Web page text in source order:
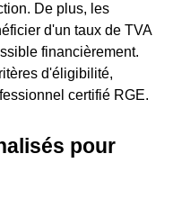
De plus, les
d'un taux de TVA
financièrement.
d'éligibilité,
certifié RGE.
pour